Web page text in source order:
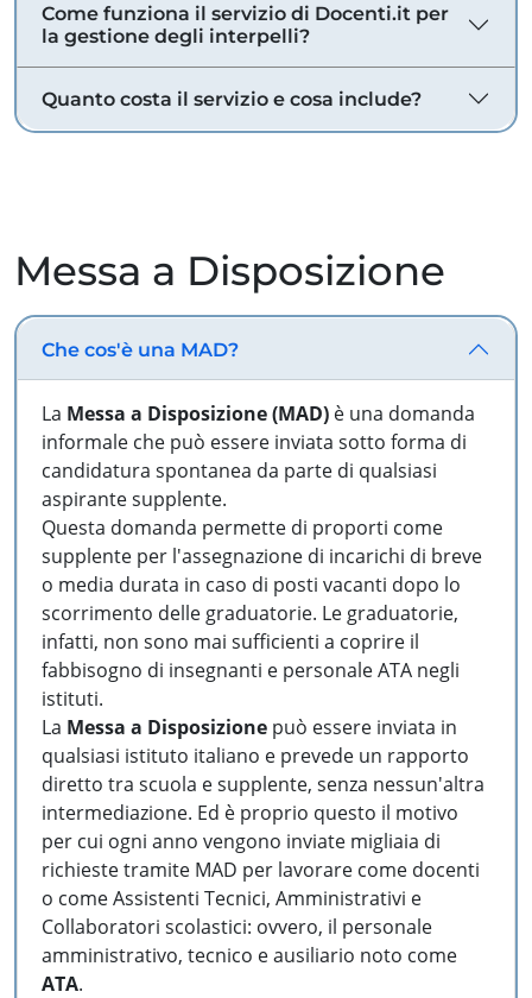
Come funziona il servizio di Docenti.it per
la gestione degli interpelli?
Quanto costa il servizio e cosa include?
Messa a Disposizione
Che cos'è una MAD?
La Messa a Disposizione (MAD) è una domanda
informale che può essere inviata sotto forma di
candidatura spontanea da parte di qualsiasi
aspirante supplente.
Questa domanda permette di proporti come
supplente per l'assegnazione di incarichi di breve
o media durata in caso di posti vacanti dopo lo
scorrimento delle graduatorie. Le graduatorie,
infatti, non sono mai sufficienti a coprire il
fabbisogno di insegnanti e personale ATA negli
istituti.
La Messa a Disposizione può essere inviata in
qualsiasi istituto italiano e prevede un rapporto
diretto tra scuola e supplente, senza nessun'altra
intermediazione. Ed è proprio questo il motivo
per cui ogni anno vengono inviate migliaia di
richieste tramite MAD per lavorare come docenti
o come Assistenti Tecnici, Amministrativi e
Collaboratori scolastici: ovvero, il personale
amministrativo, tecnico e ausiliario noto come
ATA.